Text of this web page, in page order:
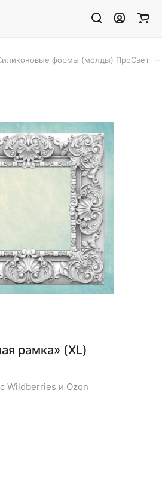
формы (молды) ПроСвет
рамка» (XL)
Wildberries и Ozon